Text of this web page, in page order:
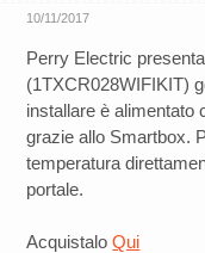
10/11/2017
Perry Electric
(1TXCR028WIFIKIT)
installare è alimentato
grazie allo Smartbox.
temperatura
portale.
AcquistaloQui